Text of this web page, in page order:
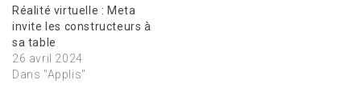
Réalité virtuelle : Meta
invite les constructeurs à
sa table
26 avril 2024
Dans "Applis"